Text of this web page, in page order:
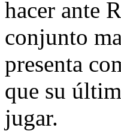
hacer ante
conjunto
presenta
que su
jugar.